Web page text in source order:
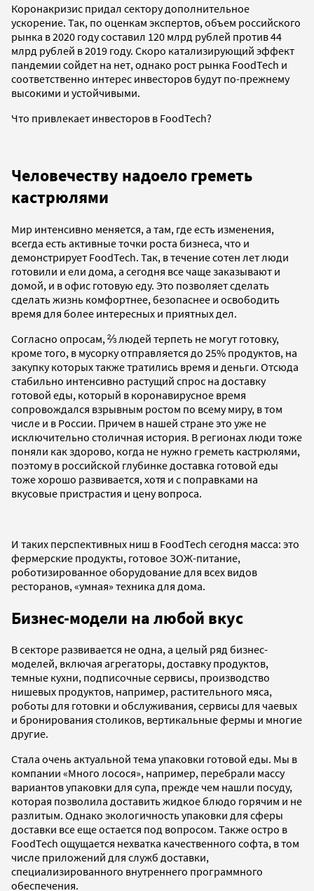
Коронакризис придал сектору дополнительное
ускорение. Так, по оценкам экспертов, объем российского
рынка в 2020 году составил 120 млрд рублей против 44
млрд рублей в 2019 году. Скоро катализирующий эффект
пандемии сойдет на нет, однако рост рынка FoodTech и
соответственно интерес инвесторов будут по-прежнему
высокими и устойчивыми.
Что привлекает инвесторов в FoodTech?
Человечеству надоело греметь
кастрюлями
Мир интенсивно меняется, а там, где есть изменения,
всегда есть активные точки роста бизнеса, что и
демонстрирует FoodTech. Так, в течение сотен лет люди
готовили и ели дома, а сегодня все чаще заказывают и
домой, и в офис готовую еду. Это позволяет сделать
сделать жизнь комфортнее, безопаснее и освободить
время для более интересных и приятных дел.
Согласно опросам, ⅔ людей терпеть не могут готовку,
кроме того, в мусорку отправляется до 25% продуктов, на
закупку которых также тратились время и деньги. Отсюда
стабильно интенсивно растущий спрос на доставку
готовой еды, который в коронавирусное время
сопровождался взрывным ростом по всему миру, в том
числе и в России. Причем в нашей стране это уже не
исключительно столичная история. В регионах люди тоже
поняли как здорово, когда не нужно греметь кастрюлями,
поэтому в российской глубинке доставка готовой еды
тоже хорошо развивается, хотя и с поправками на
вкусовые пристрастия и цену вопроса.
И таких перспективных ниш в FoodTech сегодня масса: это
фермерские продукты, готовое ЗОЖ-питание,
роботизированное оборудование для всех видов
ресторанов, «умная» техника для дома.
Бизнес-модели на любой вкус
В секторе развивается не одна, а целый ряд бизнес-
моделей, включая агрегаторы, доставку продуктов,
темные кухни, подписочные сервисы, производство
нишевых продуктов, например, растительного мяса,
роботы для готовки и обслуживания, сервисы для чаевых
и бронирования столиков, вертикальные фермы и многие
другие.
Стала очень актуальной тема упаковки готовой еды. Мы в
компании «Много лосося», например, перебрали массу
вариантов упаковки для супа, прежде чем нашли посуду,
которая позволила доставить жидкое блюдо горячим и не
разлитым. Однако экологичность упаковки для сферы
доставки все еще остается под вопросом. Также остро в
FoodTech ощущается нехватка качественного софта, в том
числе приложений для служб доставки,
специализированного внутреннего программного
обеспечения.